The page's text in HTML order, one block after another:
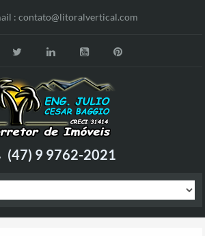
: contato@litoralvertical.com
(47) 9 9762-2021